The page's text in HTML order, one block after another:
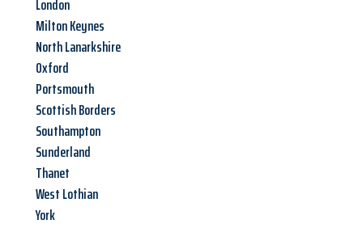
London
Milton Keynes
North Lanarkshire
Oxford
Portsmouth
Scottish Borders
Southampton
Sunderland
Thanet
West Lothian
York